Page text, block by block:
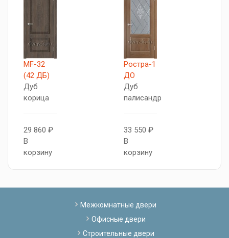
MF-32
(42 ДБ)
Дуб
корица
29 860 ₽
В
корзину
Ростра-1
ДО
Дуб
палисандр
33 550 ₽
В
корзину
Межкомнатные двери
Офисные двери
Строительные двери